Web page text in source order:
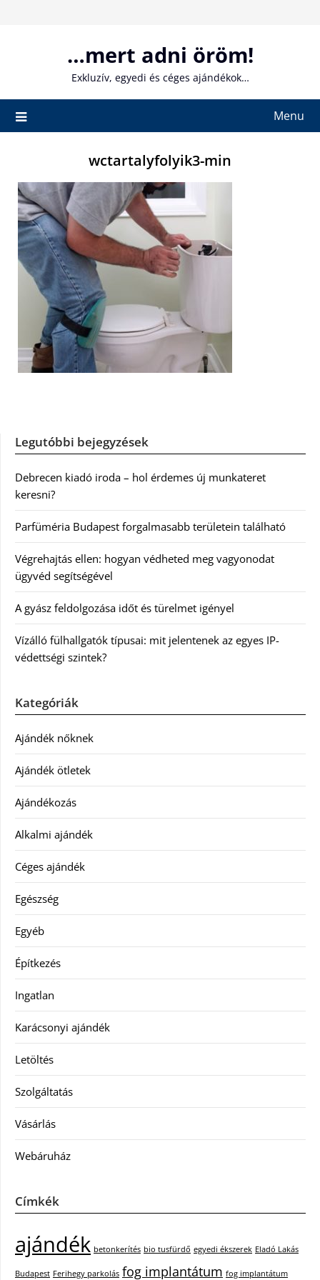
…mert adni öröm!
Exkluzív, egyedi és céges ajándékok…
Menu
wctartalyfolyik3-min
Legutóbbi bejegyzések
Debrecen kiadó iroda – hol érdemes új munkateret
keresni?
Parfüméria Budapest forgalmasabb területein található
Végrehajtás ellen: hogyan védheted meg vagyonodat
ügyvéd segítségével
A gyász feldolgozása időt és türelmet igényel
Vízálló fülhallgatók típusai: mit jelentenek az egyes IP-
védettségi szintek?
Kategóriák
Ajándék nőknek
Ajándék ötletek
Ajándékozás
Alkalmi ajándék
Céges ajándék
Egészség
Egyéb
Építkezés
Ingatlan
Karácsonyi ajándék
Letöltés
Szolgáltatás
Vásárlás
Webáruház
Címkék
ajándék betonkerítés bio tusfürdő egyedi ékszerek Eladó Lakás
Budapest Ferihegy parkolás fog implantátum fog implantátum